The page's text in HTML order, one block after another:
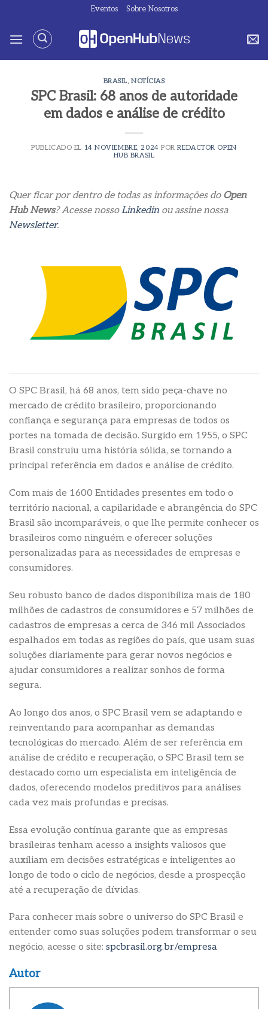
contenido
Eventos Sobre Nosotros
BRASIL, NOTÍCIAS
SPC Brasil: 68 anos de autoridade
em dados e análise de crédito
PUBLICADO EL 14 NOVIEMBRE, 2024 PORREDACTOR OPEN
HUB BRASIL
Quer ficar por dentro de todas as informações do Open
Hub News? Acesse nossoLinkedin ou assine nossa
Newsletter.
O SPC Brasil, há 68 anos, tem sido peça-chave no
mercado de crédito brasileiro, proporcionando
confiança e segurança para empresas de todos os
portes na tomada de decisão. Surgido em 1955, o SPC
Brasil construiu uma história sólida, se tornando a
principal referência em dados e análise de crédito.
Com mais de 1600 Entidades presentes em todo o
território nacional, a capilaridade e abrangência do SPC
Brasil são incomparáveis, o que lhe permite conhecer os
brasileiros como ninguém e oferecer soluções
personalizadas para as necessidades de empresas e
consumidores.
Seu robusto banco de dados disponibiliza mais de 180
milhões de cadastros de consumidores e 57 milhões de
cadastros de empresas a cerca de 346 mil Associados
espalhados em todas as regiões do país, que usam suas
soluções diariamente para gerar novos negócios e
ajudar consumidores a realizar sonhos de forma
segura.
Ao longo dos anos, o SPC Brasil vem se adaptando e
reinventando para acompanhar as demandas
tecnológicas do mercado. Além de ser referência em
análise de crédito e recuperação, o SPC Brasil tem se
destacado como um especialista em inteligência de
dados, oferecendo modelos preditivos para análises
cada vez mais profundas e precisas.
Essa evolução contínua garante que as empresas
brasileiras tenham acesso a insights valiosos que
auxiliam em decisões estratégicas e inteligentes ao
longo de todo o ciclo de negócios, desde a prospecção
até a recuperação de dívidas.
Para conhecer mais sobre o universo do SPC Brasil e
entender como suas soluções podem transformar o seu
negócio, acesse o site: spcbrasil.org.br/empresa
Autor